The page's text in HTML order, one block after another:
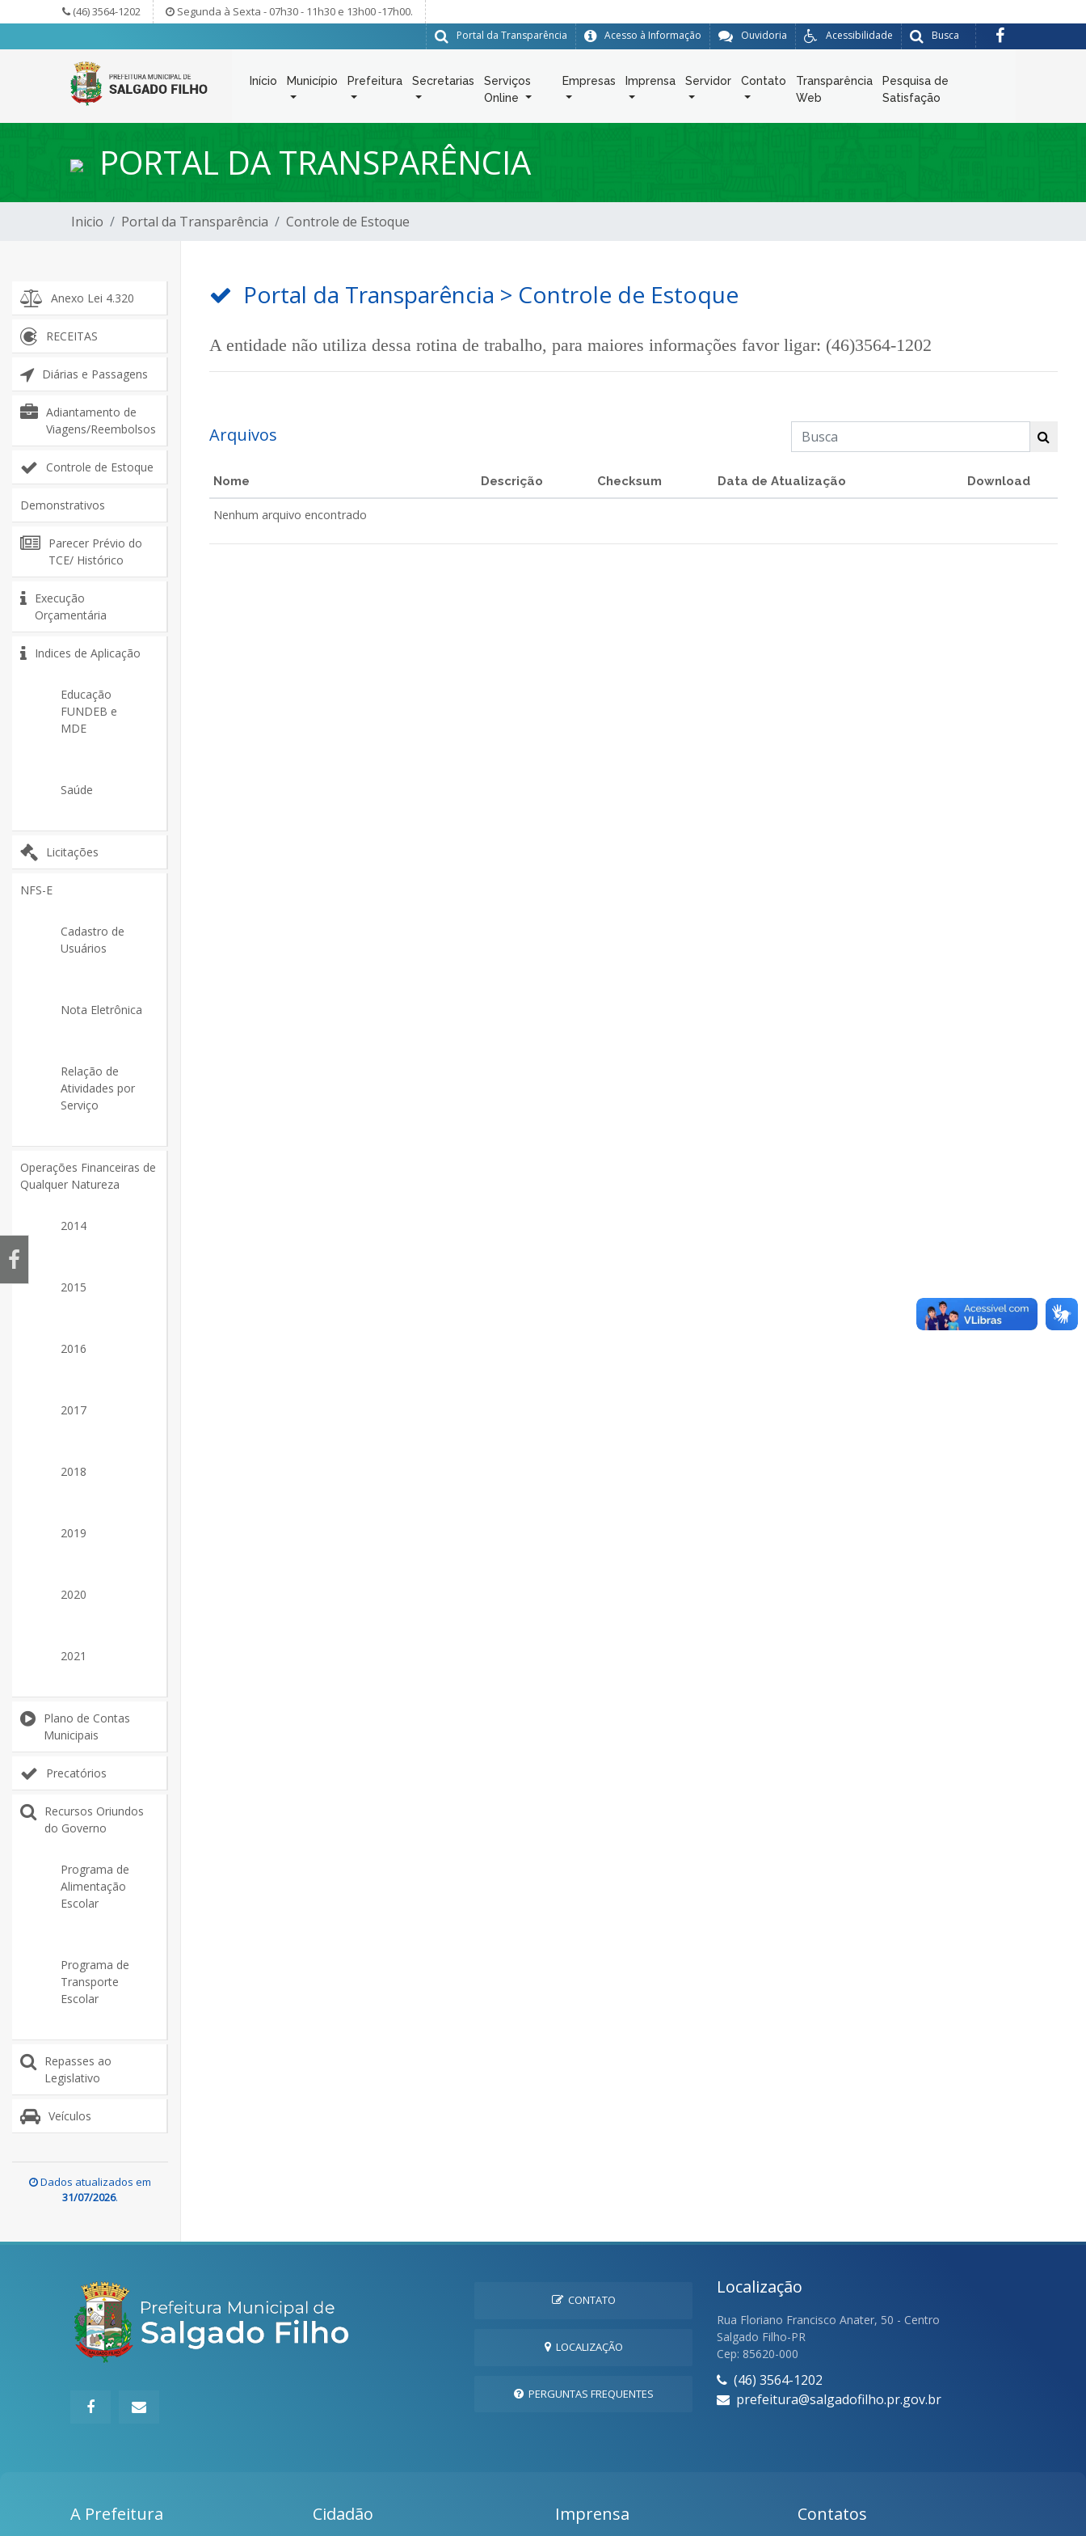
(46) 3564-1202 Segunda à Sexta - 07h30 - 11h30 e 13h00 -17h00.
Busca
Acessibilidade
Ouvidoria
Acesso à Informação
Portal da Transparência
Início Município Prefeitura Secretarias
Serviços
Online
Empresas Imprensa Servidor Contato
Transparência
Web
Pesquisa de
Satisfação
PORTAL DA TRANSPARÊNCIA
Inicio Portal da Transparência Controle de Estoque
Anexo Lei 4.320
RECEITAS
Diárias e Passagens
Adiantamento de
Viagens/Reembolsos
Controle de Estoque
Demonstrativos
Parecer Prévio do
TCE/ Histórico
Execução
Orçamentária
Indices de Aplicação
Educação
FUNDEB e
MDE
Saúde
Licitações
NFS-E
Cadastro de
Usuários
Nota Eletrônica
Relação de
Atividades por
Serviço
Operações Financeiras de
Qualquer Natureza
2014
2015
2016
2017
2018
2019
2020
2021
Plano de Contas
Municipais
Precatórios
Recursos Oriundos
do Governo
Programa de
Alimentação
Escolar
Programa de
Transporte
Escolar
Repasses ao
Legislativo
Veículos
Dados atualizados em
31/07/2026.
Portal da Transparência > Controle de Estoque
A entidade não utiliza dessa rotina de trabalho, para maiores informações favor ligar: (46)3564-1202
Arquivos
Nome Descrição Checksum Data de Atualização Download
Nenhum arquivo encontrado
CONTATO
LOCALIZAÇÃO
PERGUNTAS FREQUENTES
Localização
Rua Floriano Francisco Anater, 50 - Centro
Salgado Filho-PR
Cep: 85620-000
(46) 3564-1202
prefeitura@salgadofilho.pr.gov.br
A Prefeitura Cidadão Imprensa Contatos